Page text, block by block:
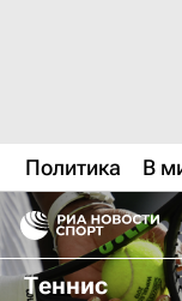
Политика В
Теннис